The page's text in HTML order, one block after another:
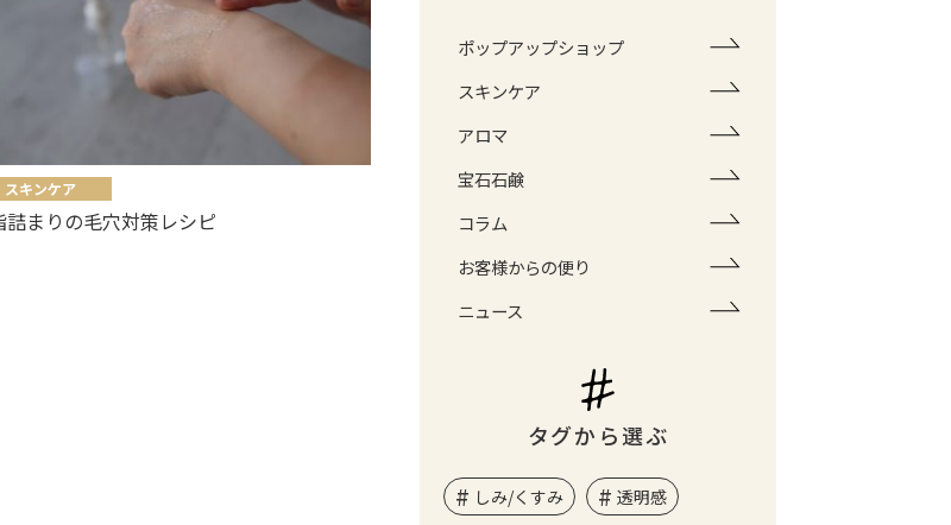
スキンケア
詰まりの毛穴対策レシピ
ポップアップショップ
スキンケア
アロマ
宝石石鹸
コラム
お客様からの便り
ニュース
タグから選ぶ
しみ/くすみ 透明感